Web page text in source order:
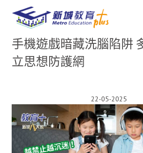
手機遊戲暗藏洗腦陷阱
立思想防護網
22-05-2025